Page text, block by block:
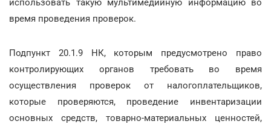
использовать такую мультимедийную информацию во
время проведения проверок.
Подпункт 20.1.9 НК, которым предусмотрено право
контролирующих органов требовать во время
осуществления проверок от налогоплательщиков,
которые проверяются, проведение инвентаризации
основных средств, товарно-материальных ценностей,